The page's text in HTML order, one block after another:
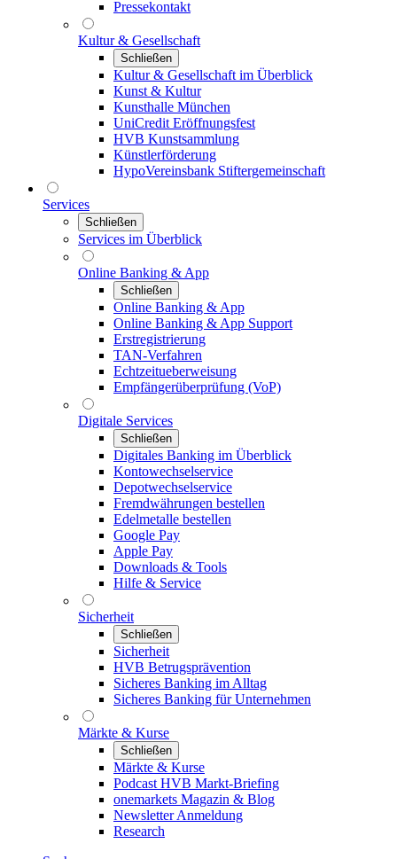
Pressekontakt
Kultur & Gesellschaft
Schließen
Kultur & Gesellschaft im Überblick
Kunst & Kultur
Kunsthalle München
UniCredit Eröffnungsfest
HVB Kunstsammlung
Künstlerförderung
HypoVereinsbank Stiftergemeinschaft
Services
Schließen
Services im Überblick
Online Banking & App
Schließen
Online Banking & App
Online Banking & App Support
Erstregistrierung
TAN-Verfahren
Echtzeitueberweisung
Empfängerüberprüfung (VoP)
Digitale Services
Schließen
Digitales Banking im Überblick
Kontowechselservice
Depotwechselservice
Fremdwährungen bestellen
Edelmetalle bestellen
Google Pay
Apple Pay
Downloads & Tools
Hilfe & Service
Sicherheit
Schließen
Sicherheit
HVB Betrugsprävention
Sicheres Banking im Alltag
Sicheres Banking für Unternehmen
Märkte & Kurse
Schließen
Märkte & Kurse
Podcast HVB Markt-Briefing
onemarkets Magazin & Blog
Newsletter Anmeldung
Research